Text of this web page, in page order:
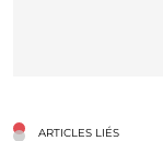
ARTICLES LIÉS